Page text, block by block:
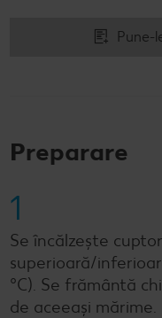
Pune-
Preparare
1
Se încălzește
superioară/
°C). Se frământă
de aceeași mărime.